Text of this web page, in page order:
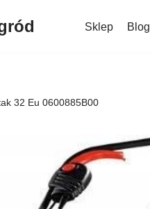
Sklep Blog
32 Eu 0600885B00